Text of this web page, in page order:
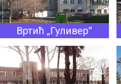
Вртић „Гуливер“